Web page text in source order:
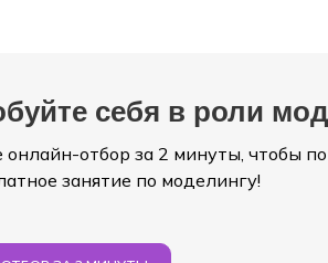
себя в роли
отбор за 2 минуты, чтобы
занятие по моделингу!